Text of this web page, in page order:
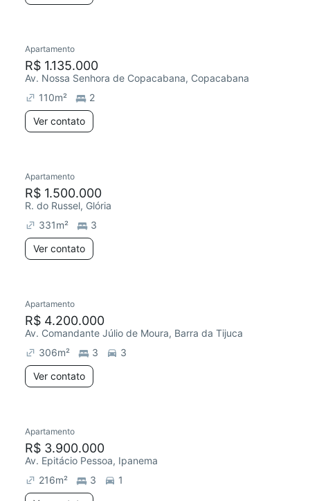
Apartamento
R$ 1.135.000
Av. Nossa Senhora de Copacabana, Copacabana
110m²
2
Ver contato
Apartamento
R$ 1.500.000
R. do Russel, Glória
331m²
3
Ver contato
Apartamento
R$ 4.200.000
Av. Comandante Júlio de Moura, Barra da Tijuca
306m² 3
3
Ver contato
Apartamento
R$ 3.900.000
Av. Epitácio Pessoa, Ipanema
216m² 3
1